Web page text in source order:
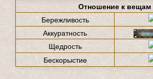
Отношение к вещам
Бережливость
Аккуратность
Щедрость
Бескорыстие